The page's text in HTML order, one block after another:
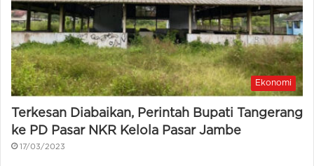
Ekonomi
Terkesan Diabaikan, Perintah Bupati Tangerang
ke PD Pasar NKR Kelola Pasar Jambe
17/03/2023